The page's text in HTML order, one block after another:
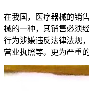
在我国，医疗器械的销
械的一种，其销售必须
行为涉嫌违反法律法规
营业执照等。更为严重